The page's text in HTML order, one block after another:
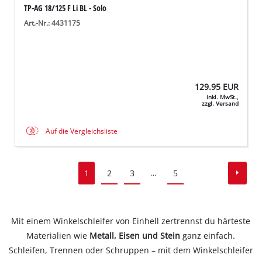
TP-AG 18/125 F Li BL - Solo
Art.-Nr.: 4431175
129.95 EUR
inkl. MwSt.,
zzgl. Versand
Auf die Vergleichsliste
1 2 3 ... 5
Mit einem Winkelschleifer von Einhell zertrennst du härteste
Materialien wie Metall, Eisen und Stein ganz einfach.
Schleifen, Trennen oder Schruppen – mit dem Winkelschleifer